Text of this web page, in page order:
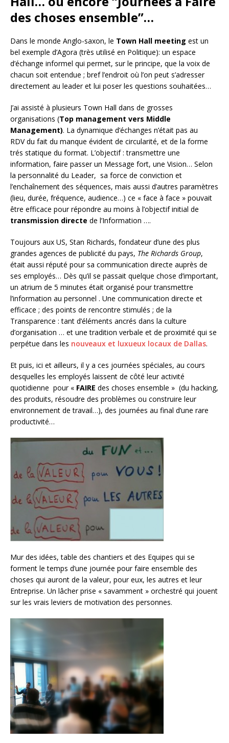
des choses ensemble”…
Dans le monde Anglo-saxon, le Town Hall meeting est un
bel exemple d’Agora (très utilisé en Politique): un espace
d’échange informel qui permet, sur le principe, que la voix de
chacun soit entendue ; bref l’endroit où l’on peut s’adresser
directement au leader et lui poser les questions souhaitées…
J’ai assisté à plusieurs Town Hall dans de grosses
organisations (Top management vers Middle
Management). La dynamique d’échanges n’était pas au
RDV du fait du manque évident de circularité, et de la forme
trés statique du format. L’objectif : transmettre une
information, faire passer un Message fort, une Vision… Selon
la personnalité du Leader, sa force de conviction et
l’enchaînement des séquences, mais aussi d’autres paramètres
(lieu, durée, fréquence, audience…) ce « face à face » pouvait
être efficace pour répondre au moins à l’objectif initial de
transmission directe de l’Information ….
Toujours aux US, Stan Richards, fondateur d’une des plus
grandes agences de publicité du pays, The Richards Group,
était aussi réputé pour sa communication directe auprès de
ses employés… Dès qu’il se passait quelque chose d’important,
un atrium de 5 minutes était organisé pour transmettre
l’information au personnel . Une communication directe et
efficace ; des points de rencontre stimulés ; de la
Transparence : tant d’éléments ancrés dans la culture
d’organisation … et une tradition verbale et de proximité qui se
perpétue dans les nouveaux et luxueux locaux de Dallas.
Et puis, ici et ailleurs, il y a ces journées spéciales, au cours
desquelles les employés laissent de côté leur activité
quotidienne pour « FAIRE des choses ensemble » (du hacking,
des produits, résoudre des problèmes ou construire leur
environnement de travail…), des journées au final d’une rare
productivité…
Mur des idées, table des chantiers et des Equipes qui se
forment le temps d’une journée pour faire ensemble des
choses qui auront de la valeur, pour eux, les autres et leur
Entreprise. Un lâcher prise « savamment » orchestré qui jouent
sur les vrais leviers de motivation des personnes.